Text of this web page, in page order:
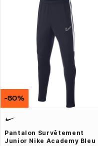
Pantalon Survêtement
Junior Nike Academy Bleu
-50%